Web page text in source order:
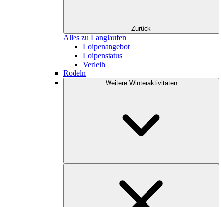
Zurück
Alles zu Langlaufen
Loipenangebot
Loipenstatus
Verleih
Rodeln
Weitere Winteraktivitäten